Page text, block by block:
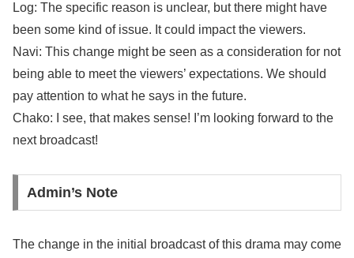
Log: The specific reason is unclear, but there might have
been some kind of issue. It could impact the viewers.
Navi: This change might be seen as a consideration for not
being able to meet the viewers’ expectations. We should
pay attention to what he says in the future.
Chako: I see, that makes sense! I’m looking forward to the
next broadcast!
Admin’s Note
The change in the initial broadcast of this drama may come